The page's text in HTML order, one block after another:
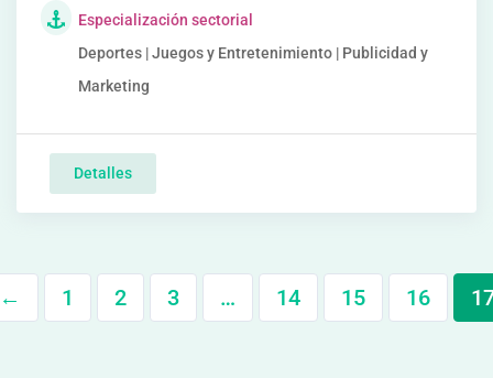
Especialización sectorial
Deportes | Juegos y Entretenimiento | Publicidad y
Marketing
Detalles
1 2 3 … 14 15 16